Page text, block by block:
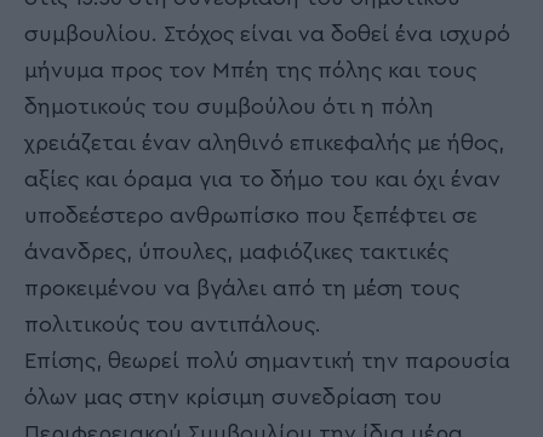
συμβουλίου. Στόχος είναι να δοθεί ένα ισχυρό
μήνυμα προς τον Μπέη της πόλης και τους
δημοτικούς του συμβούλου ότι η πόλη
χρειάζεται έναν αληθινό επικεφαλής με ήθος,
αξίες και όραμα για το δήμο του και όχι έναν
υποδεέστερο ανθρωπίσκο που ξεπέφτει σε
άνανδρες, ύπουλες, μαφιόζικες τακτικές
προκειμένου να βγάλει από τη μέση τους
πολιτικούς του αντιπάλους.
Επίσης, θεωρεί πολύ σημαντική την παρουσία
όλων μας στην κρίσιμη συνεδρίαση του